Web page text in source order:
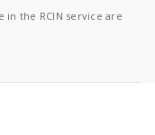
in the RCIN service are